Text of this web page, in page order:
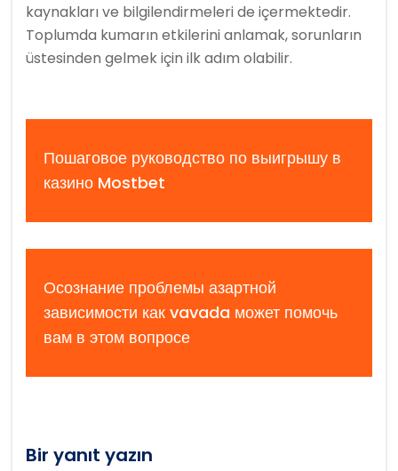
kaynakları ve bilgilendirmeleri de içermektedir.
Toplumda kumarın etkilerini anlamak, sorunların
üstesinden gelmek için ilk adım olabilir.
Пошаговое руководство по выигрышу в
казино Mostbet
Осознание проблемы азартной
зависимости как vavada может помочь
вам в этом вопросе
Bir yanıt yazın